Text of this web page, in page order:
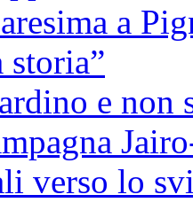
a
storia”
e non
verso lo